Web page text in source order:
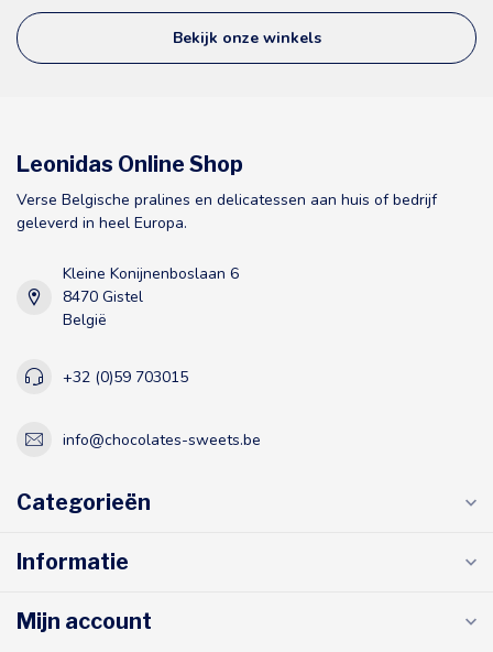
Bekijk onze winkels
Leonidas Online Shop
Verse Belgische pralines en delicatessen aan huis of bedrijf
geleverd in heel Europa.
Kleine Konijnenboslaan 6
8470 Gistel
België
+32 (0)59 703015
info@chocolates-sweets.be
Categorieën
Informatie
Mijn account